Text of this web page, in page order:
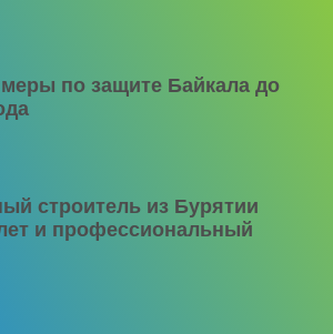
по защите Байкала до
строитель из Бурятии
и профессиональный